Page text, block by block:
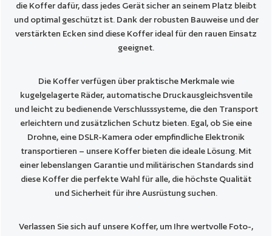
die Koffer dafür, dass jedes Gerät sicher an seinem Platz bleibt
und optimal geschützt ist. Dank der robusten Bauweise und der
verstärkten Ecken sind diese Koffer ideal für den rauen Einsatz
geeignet.
Die Koffer verfügen über praktische Merkmale wie
kugelgelagerte Räder, automatische Druckausgleichsventile
und leicht zu bedienende Verschlusssysteme, die den Transport
erleichtern und zusätzlichen Schutz bieten. Egal, ob Sie eine
Drohne, eine DSLR-Kamera oder empfindliche Elektronik
transportieren – unsere Koffer bieten die ideale Lösung. Mit
einer lebenslangen Garantie und militärischen Standards sind
diese Koffer die perfekte Wahl für alle, die höchste Qualität
und Sicherheit für ihre Ausrüstung suchen.
Verlassen Sie sich auf unsere Koffer, um Ihre wertvolle Foto-,